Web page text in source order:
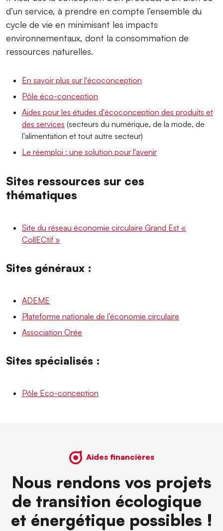
d’un service, à prendre en compte l’ensemble du
cycle de vie en minimisant les impacts
environnementaux, dont la consommation de
ressources naturelles.
En savoir plus sur l'écoconception
Pôle éco-conception
Aides pour les études d'écoconception des produits et
des services (secteurs du numérique, de la mode, de
l'alimentation et tout autre secteur)
Le réemploi : une solution pour l'avenir
Sites ressources sur ces
thématiques
Site du réseau économie circulaire Grand Est «
CollECtif »
Sites généraux :
ADEME
Plateforme nationale de l’économie circulaire
Association Orée
Sites spécialisés :
Pôle Eco-conception
Aides financières
Nous rendons vos projets
de transition écologique
et énergétique possibles !